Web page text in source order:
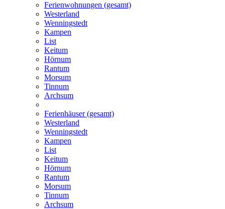
Ferienwohnungen (gesamt)
Westerland
Wenningstedt
Kampen
List
Keitum
Hörnum
Rantum
Morsum
Tinnum
Archsum
Ferienhäuser (gesamt)
Westerland
Wenningstedt
Kampen
List
Keitum
Hörnum
Rantum
Morsum
Tinnum
Archsum